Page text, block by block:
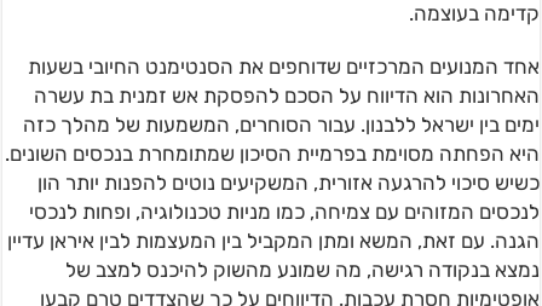
קדימה בעוצמה.
אחד המנועים המרכזיים שדוחפים את הסנטימנט החיובי בשעות
האחרונות הוא הדיווח על הסכם להפסקת אש זמנית בת עשרה
ימים בין ישראל ללבנון. עבור הסוחרים, המשמעות של מהלך כזה
היא הפחתה מסוימת בפרמיית הסיכון שמתומחרת בנכסים השונים.
כשיש סיכוי להרגעה אזורית, המשקיעים נוטים להפנות יותר הון
לנכסים המזוהים עם צמיחה, כמו מניות טכנולוגיה, ופחות לנכסי
הגנה. עם זאת, המשא ומתן המקביל בין המעצמות לבין איראן עדיין
נמצא בנקודה רגישה, מה שמונע מהשוק להיכנס למצב של
אופטימיות חסרת עכבות. הדיווחים על כך שהצדדים טרם קבעו